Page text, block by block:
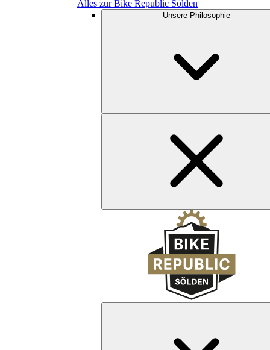
Alles zur Bike Republic Sölden
Unsere Philosophie